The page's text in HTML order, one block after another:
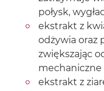
połysk,
ekstrakt z
odżywia oraz
zwiększając
mechaniczne
ekstrakt z